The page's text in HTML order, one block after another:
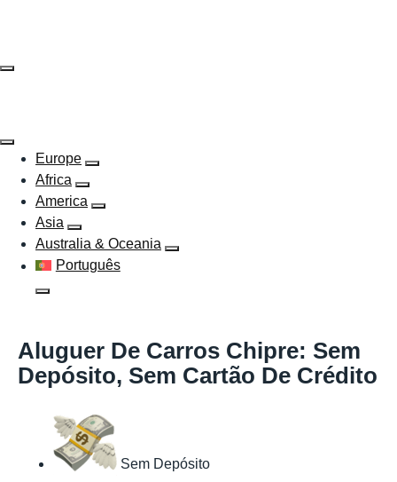
Europe
Africa
America
Asia
Australia & Oceania
Português
Aluguer De Carros Chipre: Sem
Depósito, Sem Cartão De Crédito
Sem Depósito